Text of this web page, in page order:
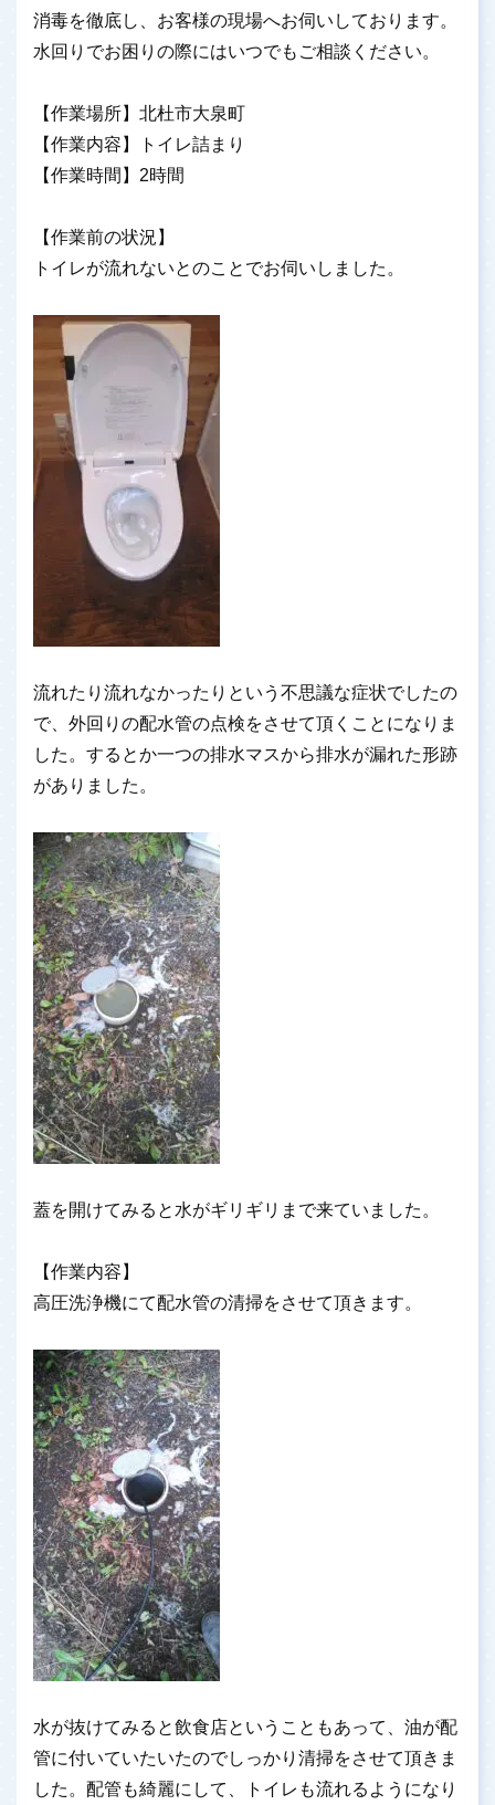
消毒を徹底し、お客様の現場へお伺いしております。
水回りでお困りの際にはいつでもご相談ください。
【作業場所】北杜市大泉町
【作業内容】トイレ詰まり
【作業時間】2時間
【作業前の状況】
トイレが流れないとのことでお伺いしました。
流れたり流れなかったりという不思議な症状でしたの
で、外回りの配水管の点検をさせて頂くことになりま
した。するとか一つの排水マスから排水が漏れた形跡
がありました。
蓋を開けてみると水がギリギリまで来ていました。
【作業内容】
高圧洗浄機にて配水管の清掃をさせて頂きます。
水が抜けてみると飲食店ということもあって、油が配
管に付いていたいたのでしっかり清掃をさせて頂きま
した。配管も綺麗にして、トイレも流れるようになり